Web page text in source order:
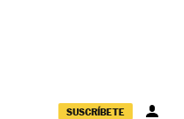
SUSCRÍBETE